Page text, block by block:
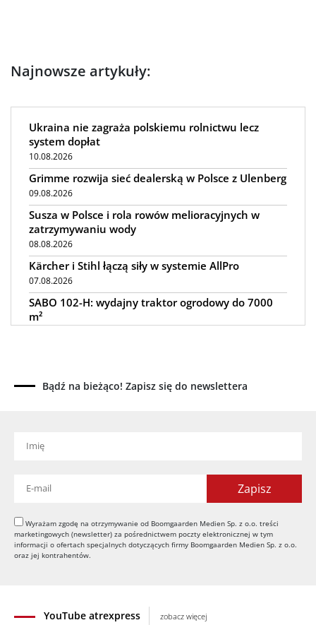
Najnowsze artykuły:
Ukraina nie zagraża polskiemu rolnictwu lecz
system dopłat
10.08.2026
Grimme rozwija sieć dealerską w Polsce z Ulenberg
09.08.2026
Susza w Polsce i rola rowów melioracyjnych w
zatrzymywaniu wody
08.08.2026
Kärcher i Stihl łączą siły w systemie AllPro
07.08.2026
SABO 102-H: wydajny traktor ogrodowy do 7000
m²
05.08.2026
UOKiK nałożył 136 mln zł kar za zmowę dealerów
maszyn rolniczych
Kverneland Tersus 4000: trzy nowe kosiarki
bijakowe
03.08.2026
YouTube atrexpress zobacz więcej
Bądź na bieżąco! Zapisz się do newslettera
Wyrażam zgodę na otrzymywanie od Boomgaarden Medien Sp. z o.o. treści
marketingowych (newsletter) za pośrednictwem poczty elektronicznej w tym
informacji o ofertach specjalnych dotyczących firmy Boomgaarden Medien Sp. z o.o.
oraz jej kontrahentów.